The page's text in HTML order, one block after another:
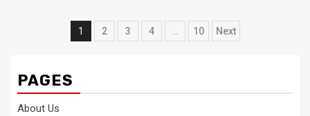
Posts
1 2 3 4 10 Next
PAGES
About Us